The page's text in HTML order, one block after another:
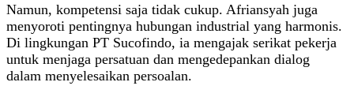
Namun, kompetensi saja tidak cukup. Afriansyah juga
menyoroti pentingnya hubungan industrial yang harmonis.
Di lingkungan PT Sucofindo, ia mengajak serikat pekerja
untuk menjaga persatuan dan mengedepankan dialog
dalam menyelesaikan persoalan.